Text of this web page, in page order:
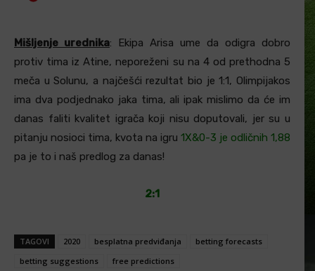
Mišljenje urednika: Ekipa Arisa ume da odigra dobro
protiv tima iz Atine, neporeženi su na 4 od prethodna 5
meča u Solunu, a najčešći rezultat bio je 1:1, Olimpijakos
ima dva podjednako jaka tima, ali ipak mislimo da će im
danas faliti kvalitet igrača koji nisu doputovali, jer su u
pitanju nosioci tima, kvota na igru 1X&0-3 je odličnih 1,88
pa je to i naš predlog za danas!
2:1
TAGOVI 2020 besplatna predviđanja
betting forecasts
betting suggestions
free predictions